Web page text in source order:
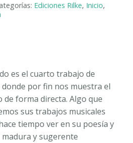
Ediciones Rilke, Inicio,
es el cuarto trabajo de
donde por fin nos muestra el
de forma directa. Algo que
sus trabajos musicales
tiempo ver en su poesía y
y sugerente